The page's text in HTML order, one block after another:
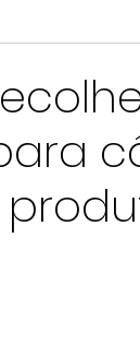
Arte e Cultura em